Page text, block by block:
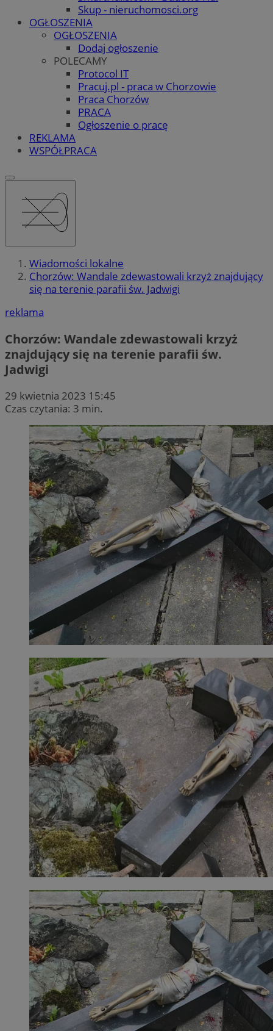
Skup - nieruchomosci.org
OGŁOSZENIA
OGŁOSZENIA
Dodaj ogłoszenie
POLECAMY
Protocol IT
Pracuj.pl - praca w Chorzowie
Praca Chorzów
PRACA
Ogłoszenie o pracę
REKLAMA
WSPÓŁPRACA
Wiadomości lokalne
Chorzów: Wandale zdewastowali krzyż znajdujący
się na terenie parafii św. Jadwigi
reklama
Chorzów: Wandale zdewastowali krzyż
znajdujący się na terenie parafii św.
Jadwigi
29 kwietnia 2023 15:45
Czas czytania: 3 min.